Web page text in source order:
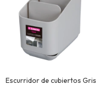
Escurridor de cubiertos Gris